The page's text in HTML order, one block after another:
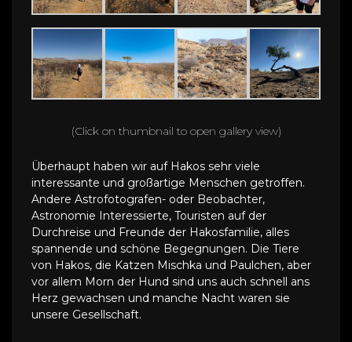
(Click on thumbnail to open gallery view)
Überhaupt haben wir auf Hakos sehr viele
interessante und großartige Menschen getroffen.
Andere Astrofotografen- oder Beobachter,
Astronomie Interessierte, Touristen auf der
Durchreise und Freunde der Hakosfamilie, alles
spannende und schöne Begegnungen. Die Tiere
von Hakos, die Katzen Mischka und Paulchen, aber
vor allem Morn der Hund sind uns auch schnell ans
Herz gewachsen und manche Nacht waren sie
unsere Gesellschaft.